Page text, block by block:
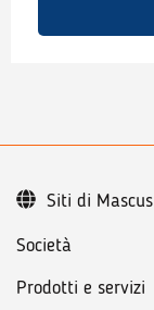
Società
Prodotti e servizi
Siti di Mascus